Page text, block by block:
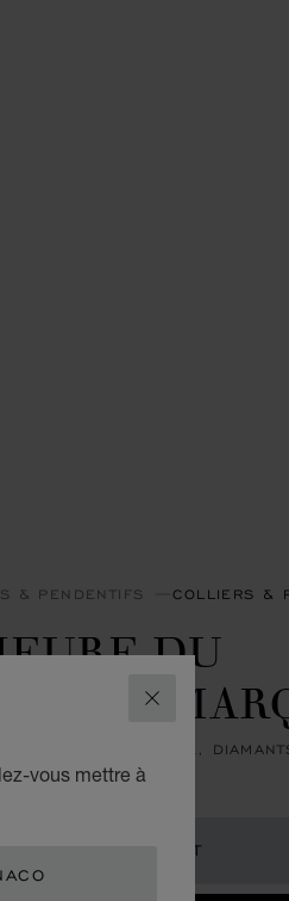
FERMER
vous mettre à
& PENDENTIFS COLLIERS &
DU
OR BLANC ÉTHIQUE,
VOTRE INTÉRÊT